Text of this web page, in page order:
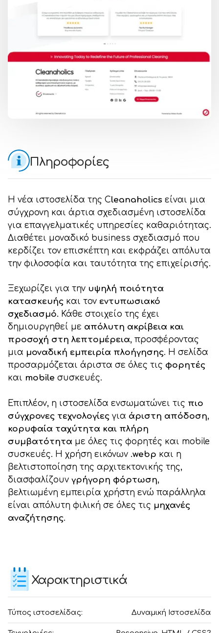
Πληροφορίες
Η νέα ιστοσελίδα της Cleanaholics είναι μια
σύγχρονη και άρτια σχεδιασμένη ιστοσελίδα
για επαγγελματικές υπηρεσίες καθαριότητας.
Διαθέτει μοναδικό business σχεδιασμό που
κερδίζει τον επισκέπτη και εκφράζει απόλυτα
την φιλοσοφία και ταυτότητα της επιχείρισής.
Ξεχωρίζει για την υψηλή ποιότητα
κατασκευής και τον εντυπωσιακό
σχεδιασμό. Κάθε στοιχείο της έχει
δημιουργηθεί με απόλυτη ακρίβεια και
προσοχή στη λεπτομέρεια, προσφέροντας
μια μοναδική εμπειρία πλοήγησης. Η σελίδα
προσαρμόζεται άριστα σε όλες τις φορητές
και mobile συσκευές.
Επιπλέον, η ιστοσελίδα ενσωματώνει τις πιο
σύγχρονες τεχνολογίες για άριστη απόδοση,
κορυφαία ταχύτητα και πλήρη
συμβατότητα με όλες τις φορητές και mobile
συσκευές. Η χρήση εικόνων .webp και η
βελτιστοποίηση της αρχιτεκτονικής της,
διασφαλίζουν γρήγορη φόρτωση,
βελτιωμένη εμπειρία χρήστη ενώ παράλληλα
είναι απόλυτη φιλική σε όλες τις μηχανές
αναζήτησης.
Χαρακτηριστικά
Τύπος ιστοσελίδας: Δυναμική Ιστοσελίδα